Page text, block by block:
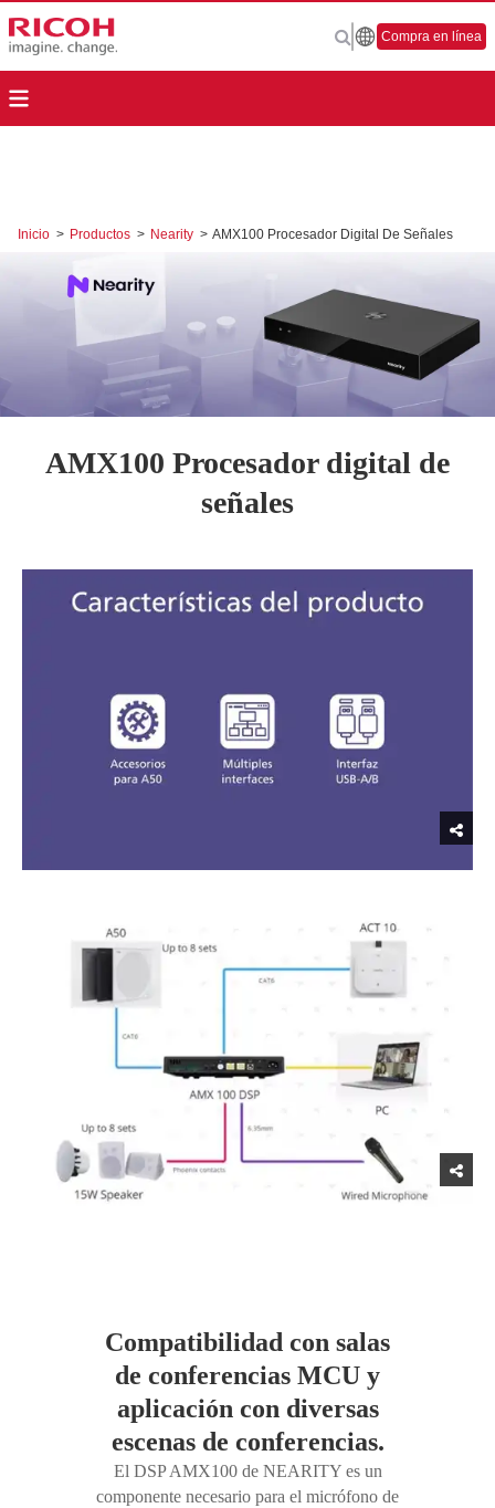
Compra en línea
Inicio > Productos > Nearity > AMX100 Procesador Digital De Señales
AMX100 Procesador digital de
señales
Compatibilidad con salas
de conferencias MCU y
aplicación con diversas
escenas de conferencias.
El DSP AMX100 de NEARITY es un
componente necesario para el micrófono de